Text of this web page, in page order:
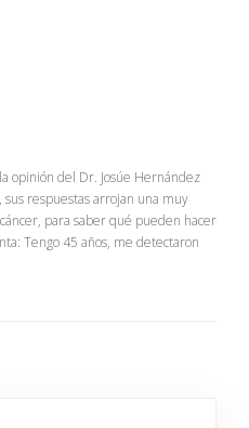
opinión del Dr. Josúe Hernández
respuestas arrojan una muy
para saber qué pueden hacer
Tengo 45 años, me detectaron